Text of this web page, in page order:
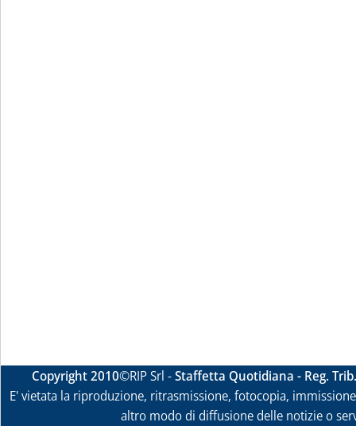
Copyright 2010©RIP Srl -Staffetta Quotidiana - Reg.
E' vietata la riproduzione, ritrasmissione, fotocopia,
altro modo di diffusione delle notizie o